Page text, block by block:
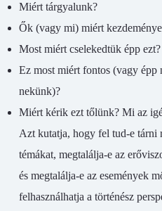
Miért tárgyalunk?
Ők (vagy mi) miért
Most miért cselekedtük épp ezt?
Ez most miért fontos (vagy
nekünk)?
Miért kérik ezt tőlünk? Mi az
Azt kutatja, hogy fel tud-e tárni
témákat, megtalálja-e az
és megtalálja-e az események
felhasználhatja a történész